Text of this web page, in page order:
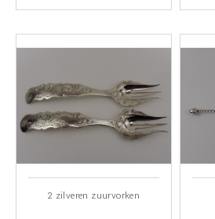
2 zilveren zuurvorken